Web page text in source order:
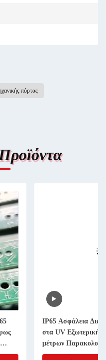
πόρτας
IP65 Ασφάλεια
στα UV Εξωτερική
μέτρων
κατοικιών